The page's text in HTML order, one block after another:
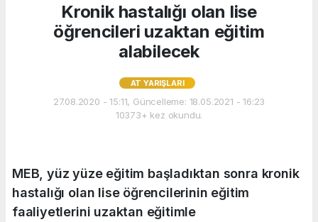
Kronik hastalığı olan lise
öğrencileri uzaktan eğitim
alabilecek
AT YARIŞLARI
27.08.2020 - 15:11, Güncelleme: 18.05.2021 - 16:23
10373+ kez okundu.
MEB, yüz yüze eğitim başladıktan sonra kronik
hastalığı olan lise öğrencilerinin eğitim
faaliyetlerini uzaktan eğitimle